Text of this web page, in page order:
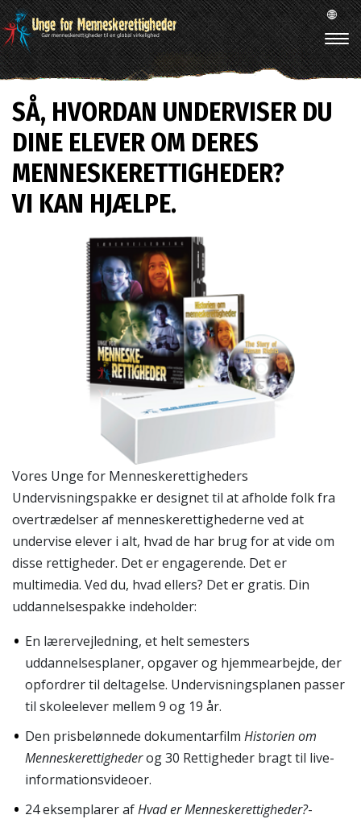
SÅ, HVORDAN UNDERVISER DU
DINE ELEVER OM DERES
MENNESKERETTIGHEDER?
VI KAN HJÆLPE.
Vores Unge for Menneskerettigheders
Undervisningspakke er designet til at afholde folk fra
overtrædelser af menneskerettighederne ved at
undervise elever i alt, hvad de har brug for at vide om
disse rettigheder. Det er engagerende. Det er
multimedia. Ved du, hvad ellers? Det er gratis. Din
uddannelsespakke indeholder:
En lærervejledning, et helt semesters
uddannelsesplaner, opgaver og hjemmearbejde, der
opfordrer til deltagelse. Undervisningsplanen passer
til skoleelever mellem 9 og 19 år.
Den prisbelønnede dokumentarfilm Historien om
Menneskerettighederog 30 Rettigheder bragt til live-
informationsvideoer.
24 eksemplarer afHvad er Menneskerettigheder?-